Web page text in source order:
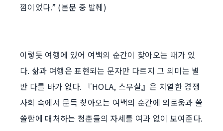
낌이었다.” (본문 중 발췌)
이렇듯 여행에 있어 여백의 순간이 찾아오는 때가 있
다. 삶과 여행은 표현되는 문자만 다르지 그 의미는 별
반 다를 바가 없다. 『HOLA, 스무살』은 치열한 경쟁
사회 속에서 문득 찾아오는 여백의 순간에 외로움과 쓸
쓸함에 대처하는 청춘들의 자세를 여과 없이 보여준다.